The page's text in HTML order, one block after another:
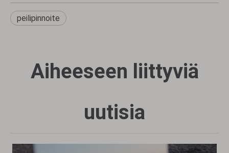
peilipinnoite
Aiheeseen liittyviä
uutisia